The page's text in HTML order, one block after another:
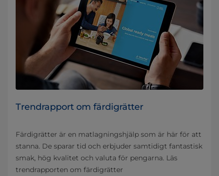
Trendrapport om färdigrätter
Färdigrätter är en matlagningshjälp som är här för att
stanna. De sparar tid och erbjuder samtidigt fantastisk
smak, hög kvalitet och valuta för pengarna. Läs
trendrapporten om färdigrätter